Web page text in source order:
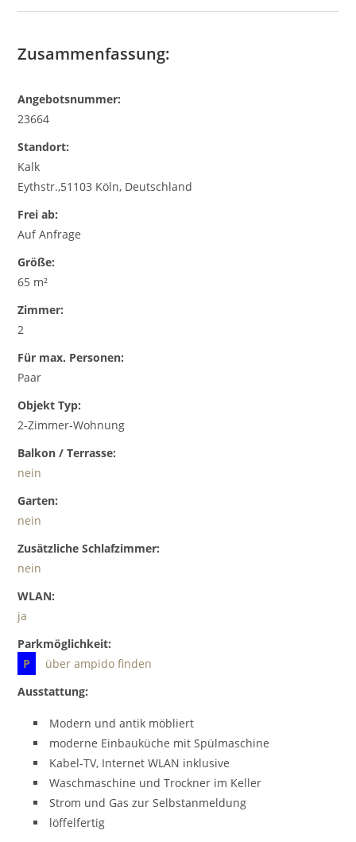
Zusammenfassung:
Angebotsnummer:
23664
Standort:
Kalk
Eythstr.,51103 Köln, Deutschland
Frei ab:
Auf Anfrage
Größe:
65 m²
Zimmer:
2
Für max. Personen:
Paar
Objekt Typ:
2-Zimmer-Wohnung
Balkon / Terrasse:
nein
Garten:
nein
Zusätzliche Schlafzimmer:
nein
WLAN:
ja
Parkmöglichkeit:
P
über ampido finden
Ausstattung:
Modern und antik möbliert
moderne Einbauküche mit Spülmaschine
Kabel-TV, Internet WLAN inklusive
Waschmaschine und Trockner im Keller
Strom und Gas zur Selbstanmeldung
löffelfertig